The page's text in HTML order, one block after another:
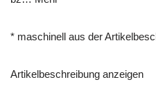
* maschinell aus der
Artikelbeschreibung anzeigen